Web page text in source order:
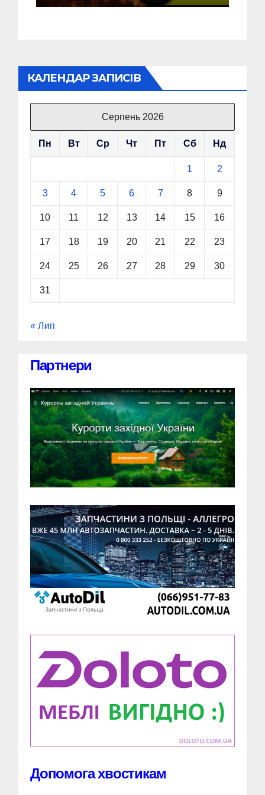
КАЛЕНДАР ЗАПИСІВ
Серпень 2026
Пн Вт Ср Чт Пт Сб Нд
1 2
3 4 5 6 7 8 9
10 11 12 13 14 15 16
17 18 19 20 21 22 23
24 25 26 27 28 29 30
31
« Лип
Партнери
Допомога хвостикам